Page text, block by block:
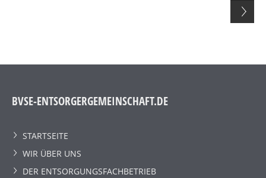
BVSE-ENTSORGERGEMEINSCHAFT.DE
STARTSEITE
WIR ÜBER UNS
DER ENTSORGUNGSFACHBETRIEB